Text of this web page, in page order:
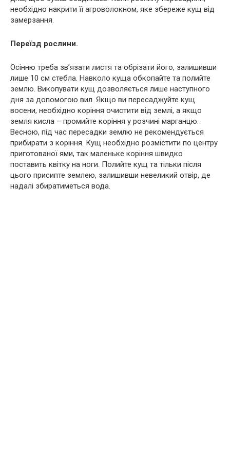
необхідно накрити її агроволокном, яке збереже кущ від
замерзання.
Переїзд рослини.
Осінню треба зв’язати листя та обрізати його, залишивши
лише 10 см стебла. Навколо куща обкопайте та полийте
землю. Викопувати кущ дозволяється лише наступного
дня за допомогою вил. Якщо ви пересаджуйте кущ
восени, необхідно коріння очистити від землі, а якщо
земля кисла – промийте коріння у розчині марганцю.
Весною, під час пересадки землю не рекомендується
прибирати з коріння. Кущ необхідно розмістити по центру
приготованої ями, так маленьке коріння швидко
поставить квітку на ноги. Полийте кущ та тільки після
цього присипте землею, залишивши невеликий отвір, де
надалі збиратиметься вода.